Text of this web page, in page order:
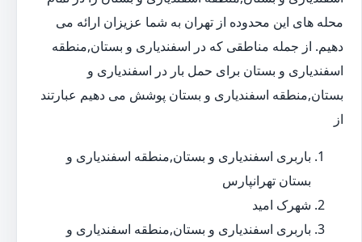
محله های این محدوده از تهران به شما عزیزان ارائه می
دهیم. از جمله مناطقی که در اسفندیاری و بستان,منطقه
اسفندیاری و بستان برای حمل بار در اسفندیاری و
بستان,منطقه اسفندیاری و بستان پوشش می دهیم عبارتند
از
باربری اسفندیاری و بستان,منطقه اسفندیاری و
بستان تهرانپارس
شهرک امید
باربری اسفندیاری و بستان,منطقه اسفندیاری و